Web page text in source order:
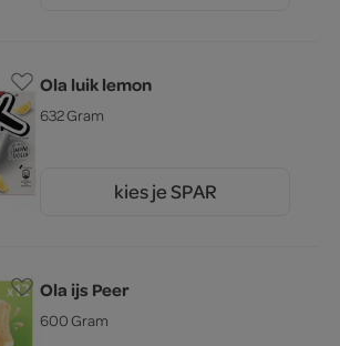
Ola luik lemon
632 Gram
kies je SPAR
Ola ijs Peer
600 Gram